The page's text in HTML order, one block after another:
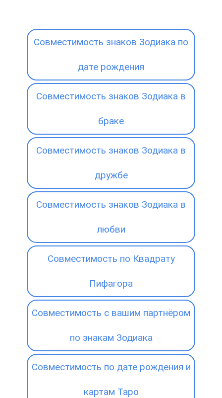
Совместимость знаков Зодиака по
дате рождения
Совместимость знаков Зодиака в
браке
Совместимость знаков Зодиака в
дружбе
Совместимость знаков Зодиака в
любви
Совместимость по Квадрату
Пифагора
Совместимость с вашим партнёром
по знакам Зодиака
Совместимость по дате рождения и
картам Таро